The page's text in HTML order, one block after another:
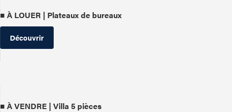
■ À LOUER | Plateaux de bureaux
Découvrir
■ À VENDRE | Villa 5 pièces